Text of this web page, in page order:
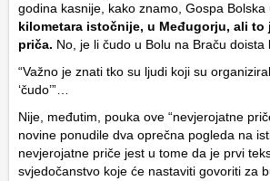
godina kasnije, kako znamo, Gospa
kilometara istočnije, u Međugorju, ali to
priča. No, je li čudo u Bolu na Braču doista
“Važno je znati tko su ljudi koji su
‘čudo’”…
Nije, međutim, pouka ove “nevjerojatne
novine ponudile dva oprečna pogleda na
nevjerojatne priče jest u tome da je prvi
svjedočanstvo koje će nastaviti govoriti za